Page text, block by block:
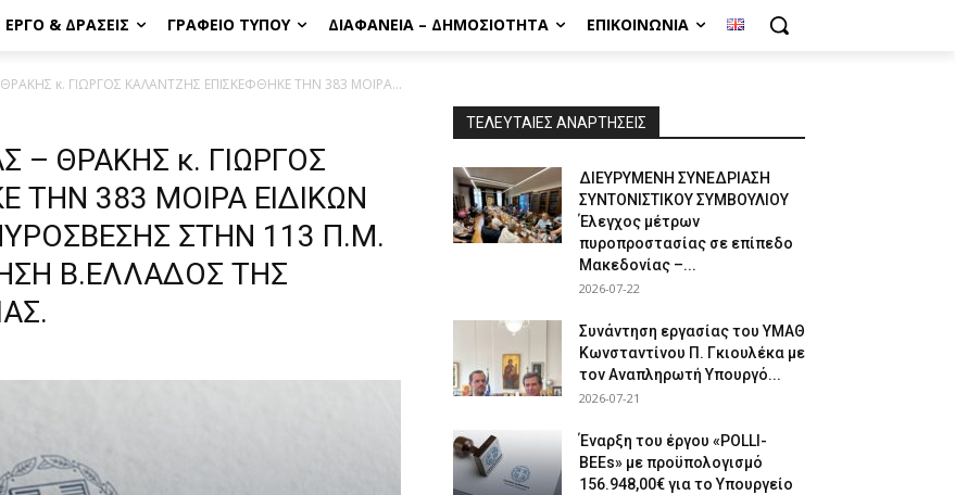
ΈΡΓΟ & ΔΡΆΣΕΙΣ ΓΡΑΦΕΊΟ ΤΎΠΟΥ ΔΙΑΦΆΝΕΙΑ – ΔΗΜΟΣΙΌΤΗΤΑ ΕΠΙΚΟΙΝΩΝΊΑ
κ. ΓΙΩΡΓΟΣ ΚΑΛΑΝΤΖΗΣ ΕΠΙΣΚΕΦΘΗΚΕ ΤΗΝ 383 ΜΟΙΡΑ...
– ΘΡΑΚΗΣ κ. ΓΙΩΡΓΟΣ
ΤΗΝ 383 ΜΟΙΡΑ ΕΙΔΙΚΩΝ
ΣΤΗΝ 113 Π.Μ.
Β.ΕΛΛΑΔΟΣ ΤΗΣ
ΤΕΛΕΥΤΑΙΕΣ ΑΝΑΡΤΗΣΕΙΣ
ΔΙΕΥΡΥΜΕΝΗ ΣΥΝΕΔΡΙΑΣΗ
ΣΥΝΤΟΝΙΣΤΙΚΟΥ ΣΥΜΒΟΥΛΙΟΥ
Έλεγχος μέτρων
πυροπροστασίας σε επίπεδο
Μακεδονίας –...
2026-07-22
Συνάντηση εργασίας του ΥΜΑΘ
Κωνσταντίνου Π. Γκιουλέκα με
τον Αναπληρωτή Υπουργό...
2026-07-21
Έναρξη του έργου «POLLI-
BEEs» με προϋπολογισμό
156.948,00€ για το Υπουργείο